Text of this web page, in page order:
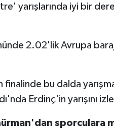
yarışlarında iyi bir
2.02'lik Avrupa
finalinde bu dalda
Erdinç'in yarışını
sporculara